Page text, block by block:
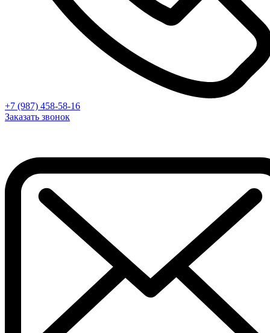
+7 (987) 458-58-16
Заказать звонок